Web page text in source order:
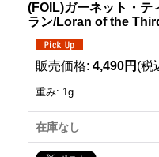
(FOIL)ガーネット・
ラン/Loran of the
販売価格: 4,490円 (税
重み: 1g
在庫なし